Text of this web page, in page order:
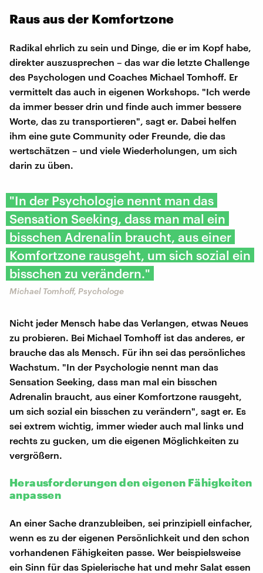
Raus aus der Komfortzone
Radikal ehrlich zu sein und Dinge, die er im Kopf habe,
direkter auszusprechen – das war die letzte Challenge
des Psychologen und Coaches Michael Tomhoff. Er
vermittelt das auch in eigenen Workshops. "Ich werde
da immer besser drin und finde auch immer bessere
Worte, das zu transportieren", sagt er. Dabei helfen
ihm eine gute Community oder Freunde, die das
wertschätzen – und viele Wiederholungen, um sich
darin zu üben.
"In der Psychologie nennt man das
Sensation Seeking, dass man mal ein
bisschen Adrenalin braucht, aus einer
Komfortzone rausgeht, um sich sozial ein
bisschen zu verändern."
Michael Tomhoff, Psychologe
Nicht jeder Mensch habe das Verlangen, etwas Neues
zu probieren. Bei Michael Tomhoff ist das anderes, er
brauche das als Mensch. Für ihn sei das persönliches
Wachstum. "In der Psychologie nennt man das
Sensation Seeking, dass man mal ein bisschen
Adrenalin braucht, aus einer Komfortzone rausgeht,
um sich sozial ein bisschen zu verändern", sagt er. Es
sei extrem wichtig, immer wieder auch mal links und
rechts zu gucken, um die eigenen Möglichkeiten zu
vergrößern.
Herausforderungen den eigenen Fähigkeiten
anpassen
An einer Sache dranzubleiben, sei prinzipiell einfacher,
wenn es zu der eigenen Persönlichkeit und den schon
vorhandenen Fähigkeiten passe. Wer beispielsweise
ein Sinn für das Spielerische hat und mehr Salat essen